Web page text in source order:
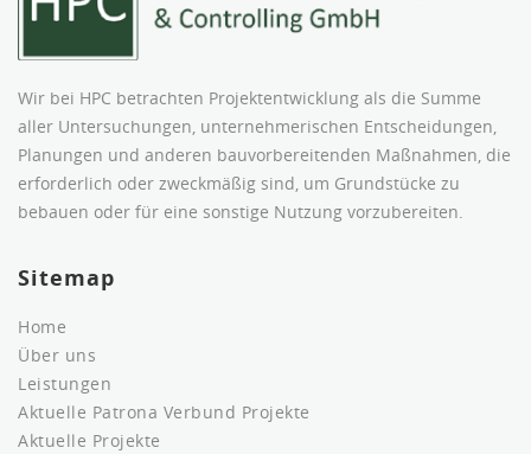
Wir bei HPC betrachten Projektentwicklung als die Summe
aller Untersuchungen, unternehmerischen Entscheidungen,
Planungen und anderen bauvorbereitenden Maßnahmen, die
erforderlich oder zweckmäßig sind, um Grundstücke zu
bebauen oder für eine sonstige Nutzung vorzubereiten.
Sitemap
Home
Über uns
Leistungen
Aktuelle Patrona Verbund Projekte
Aktuelle Projekte